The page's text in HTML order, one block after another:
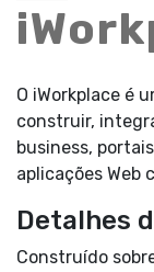
O iWorkplace é
construir,
business,
aplicações Web
Detalhes
Construído